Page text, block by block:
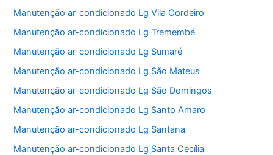
Manutenção ar-condicionado Lg Vila Cordeiro
Manutenção ar-condicionado Lg Tremembé
Manutenção ar-condicionado Lg Sumaré
Manutenção ar-condicionado Lg São Mateus
Manutenção ar-condicionado Lg São Domingos
Manutenção ar-condicionado Lg Santo Amaro
Manutenção ar-condicionado Lg Santana
Manutenção ar-condicionado Lg Santa Cecília